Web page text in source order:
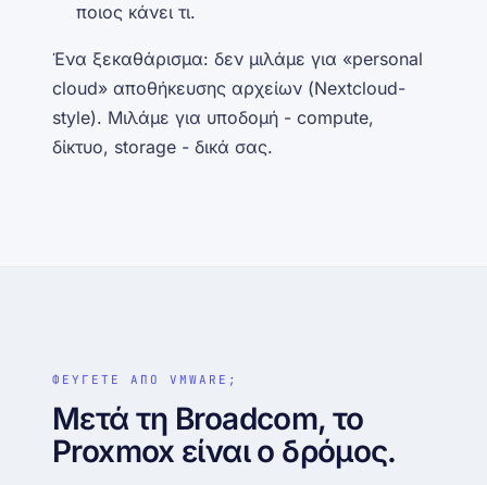
ποιος κάνει τι.
Ένα ξεκαθάρισμα: δεν μιλάμε για «personal
cloud» αποθήκευσης αρχείων (Nextcloud-
style). Μιλάμε για υποδομή - compute,
δίκτυο, storage - δικά σας.
ΦΕΥΓΕΤΕ ΑΠΟ VMWARE;
Μετά τη Broadcom, το
Proxmox είναι ο δρόμος.